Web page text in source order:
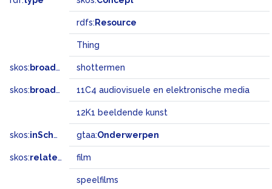
rdfs: Resource
Thing
skos: broader shottermen
skos: broadMatch 11C4 audiovisuele en elektronische media
12K1 beeldende kunst
skos:inScheme gtaa:Onderwerpen
skos:related film
speelfilms